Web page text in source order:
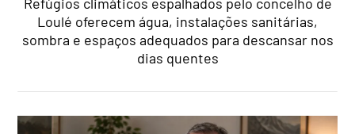
Loulé oferecem água, instalações sanitárias,
sombra e espaços adequados para descansar nos
dias quentes